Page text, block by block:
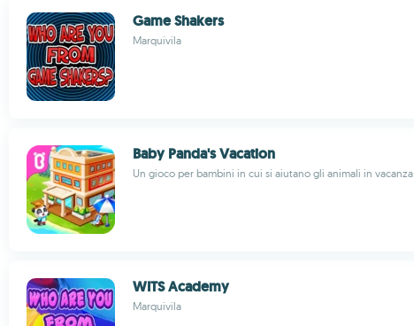
Game Shakers
Marquivila
Baby Panda's Vacation
Un gioco per bambini in cui si aiutano gli animali in vacanza
WITS Academy
Marquivila